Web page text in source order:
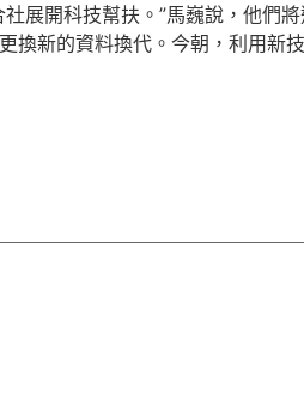
展開科技幫扶。”馬巍說，他們
新的資料換代。今朝，利用新